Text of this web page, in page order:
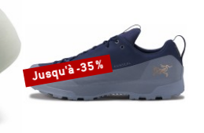
Jusqu'à -35 %